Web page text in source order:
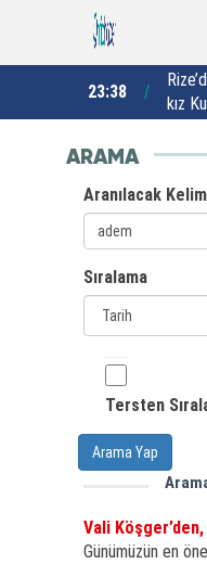
23:38
kız
ARAMA
Aranılacak
Sıralama
Tersten
Arama Yap
Vali
Günümüzün en